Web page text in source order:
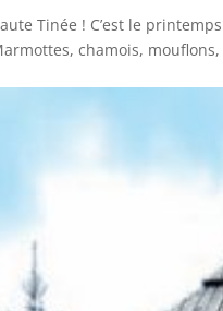
Tinée ! C’est le
chamois,